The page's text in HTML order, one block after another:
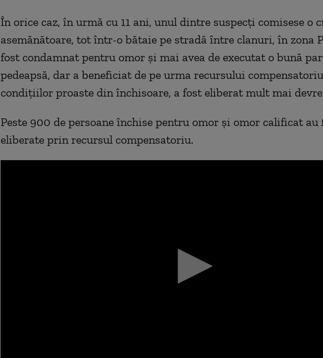
În orice caz, în urmă cu 11 ani, unul dintre suspecți comisese o
asemănătoare, tot într-o bătaie pe stradă între clanuri, în zona
fost condamnat pentru omor și mai avea de executat o bună
pedeapsă, dar a beneficiat de pe urma recursului
condițiilor proaste din închisoare, a fost eliberat mult mai
Peste 900 de persoane închise pentru omor și omor calificat au
eliberate prin recursul compensatoriu.